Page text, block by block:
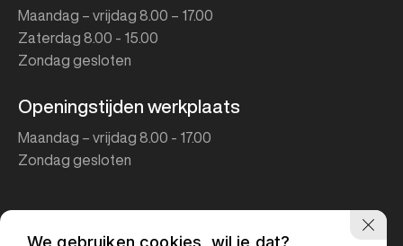
Maandag – vrijdag 8.00 – 17.00
Zaterdag 8.00 - 15.00
Zondag gesloten
Openingstijden werkplaats
Maandag – vrijdag 8.00 - 17.00
Zondag gesloten